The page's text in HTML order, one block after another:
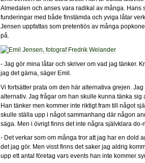
Almedalen och anses vara radikal av många. Hans
funderingar med både finstämda och yviga låtar
Jensen uppfattas som pretentiös av många
på.
- Jag gör mina låtar och skriver om vad jag tänker.
jag det gärna, säger Emil.
Vi fortsätter prata om den här alternativa grejen.
alternativ. Jag frågar om han skulle kunna tänka sig
Han tänker men kommer inte riktigt fram till något
skulle ställa upp i något sammanhang där någon
säga. Men i övrigt finns det inte några självklara do-
- Det verkar som om många tror att jag har en dold
det jag gör. Men visst finns det saker jag aldrig
upp ett antal företag vars events han inte kommer